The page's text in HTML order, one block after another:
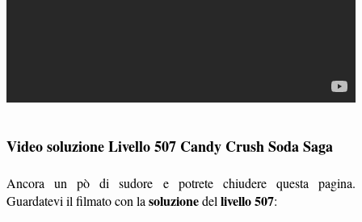
Video soluzione Livello 507 Candy Crush Soda Saga
Ancora un pò di sudore e potrete chiudere questa pagina.
Guardatevi il filmato con la soluzionedel livello 507: